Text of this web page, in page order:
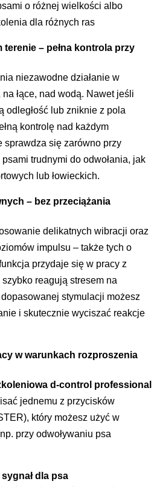
o różnej wielkości albo
dla różnych ras
– pełna kontrola przy
niezawodne działanie w
łące, nad wodą. Nawet jeśli
odległość lub zniknie z pola
kontrolę nad każdym
sprawdza się zarówno przy
trudnymi do odwołania, jak
lub łowieckich.
– bez przeciążania
delikatnych wibracji oraz
impulsu – także tych o
przydaje się w pracy z
reagują stresem na
stymulacji możesz
i skutecznie wyciszać reakcje
w warunkach rozproszenia
d-control professional
jednemu z przycisków
który możesz użyć w
przy odwoływaniu psa
dla psa